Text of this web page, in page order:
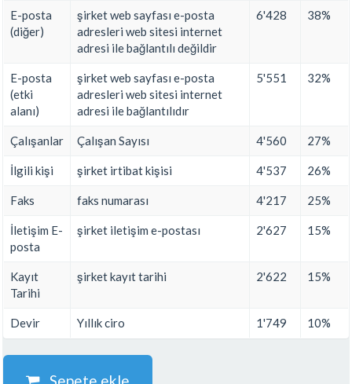
E-posta
(diğer)
şirket web sayfası e-posta
adresleri web sitesi internet
adresi ile bağlantılı değildir
6'428 38%
E-posta
(etki
alanı)
şirket web sayfası e-posta
adresleri web sitesi internet
adresi ile bağlantılıdır
5'551 32%
Çalışanlar Çalışan Sayısı 4'560 27%
İlgili kişi şirket irtibat kişisi 4'537 26%
Faks faks numarası 4'217 25%
İletişim E-
posta
şirket iletişim e-postası 2'627 15%
Kayıt
Tarihi
şirket kayıt tarihi 2'622 15%
Devir Yıllık ciro 1'749 10%